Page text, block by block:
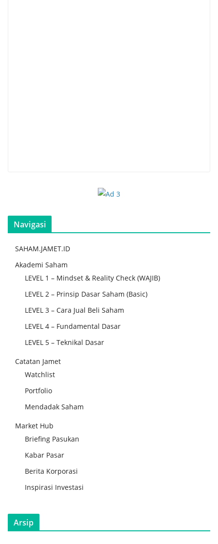
Navigasi
SAHAM.JAMET.ID
Akademi Saham
LEVEL 1 – Mindset & Reality Check (WAJIB)
LEVEL 2 – Prinsip Dasar Saham (Basic)
LEVEL 3 – Cara Jual Beli Saham
LEVEL 4 – Fundamental Dasar
LEVEL 5 – Teknikal Dasar
Catatan Jamet
Watchlist
Portfolio
Mendadak Saham
Market Hub
Briefing Pasukan
Kabar Pasar
Berita Korporasi
Inspirasi Investasi
Arsip